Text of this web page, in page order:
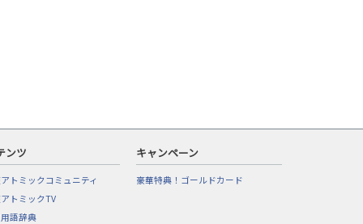
ンツ
トミックコミュニティ
トミックTV
語辞典
キャンペーン
豪華特典！ゴールドカード